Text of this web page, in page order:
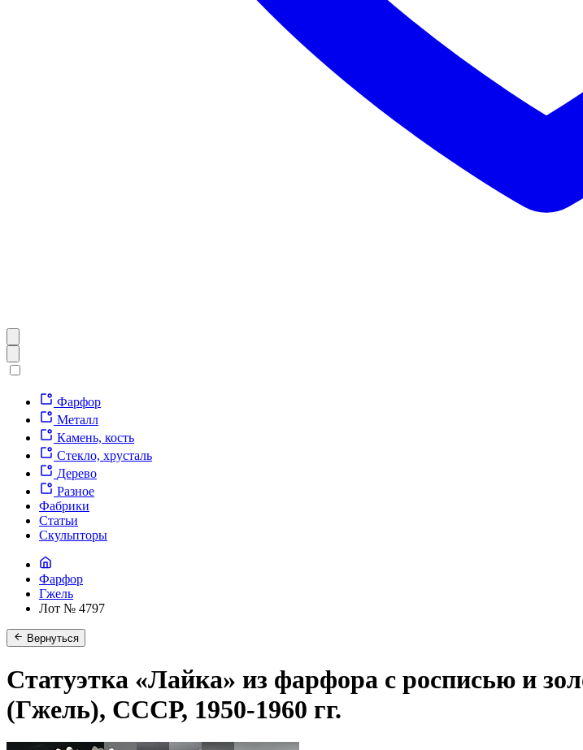
Фарфор
Металл
Камень, кость
Стекло, хрусталь
Дерево
Разное
Фабрики
Статьи
Скульпторы
Фарфор
Гжель
Лот № 4797
Вернуться
Статуэтка «Лайка» из фарфора с росписью и
(Гжель), СССР, 1950-1960 гг.